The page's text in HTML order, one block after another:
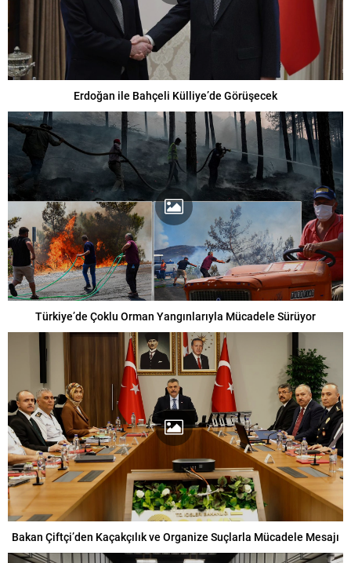
Erdoğan ile Bahçeli Külliye’de Görüşecek
Türkiye’de Çoklu Orman Yangınlarıyla Mücadele Sürüyor
Bakan Çiftçi’den Kaçakçılık ve Organize Suçlarla Mücadele Mesajı